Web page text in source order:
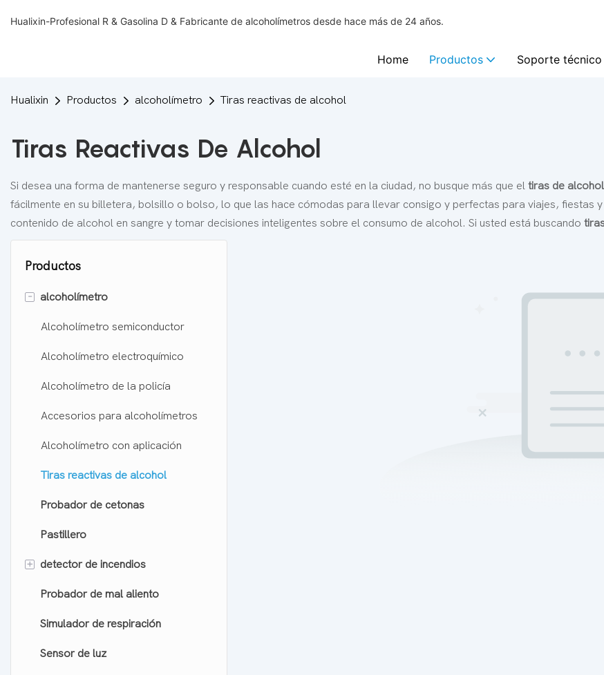
Hualixin-Profesional R & Gasolina D & Fabricante de alcoholímetros desde hace más de 24 años.
Home Productos Soporte técnico
Hualixin Productos alcoholímetro Tiras reactivas de alcohol
Tiras Reactivas De Alcohol
Si desea una forma de mantenerse seguro y responsable cuando esté en la ciudad, no busque más que el tiras de alcohol
fácilmente en su billetera, bolsillo o bolso, lo que las hace cómodas para llevar consigo y perfectas para viajes, fiestas
contenido de alcohol en sangre y tomar decisiones inteligentes sobre el consumo de alcohol. Si usted está buscando
Productos
- alcoholímetro
Alcoholímetro semiconductor
Alcoholímetro electroquímico
Alcoholímetro de la policía
Accesorios para alcoholímetros
Alcoholímetro con aplicación
Tiras reactivas de alcohol
Probador de cetonas
Pastillero
+ detector de incendios
Alarma de CO
Detector de humo
Detector de humo con alarma de
Probador de mal aliento
Simulador de respiración
Sensor de luz